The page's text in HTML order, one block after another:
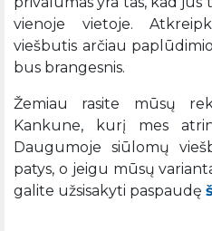
vienoje vietoje.
viešbutis arčiau
bus brangesnis.
Žemiau rasite mūsų
Kankune, kurį mes
Daugumoje siūlomų
patys, o jeigu mūsų
galite užsisakyti paspaudę